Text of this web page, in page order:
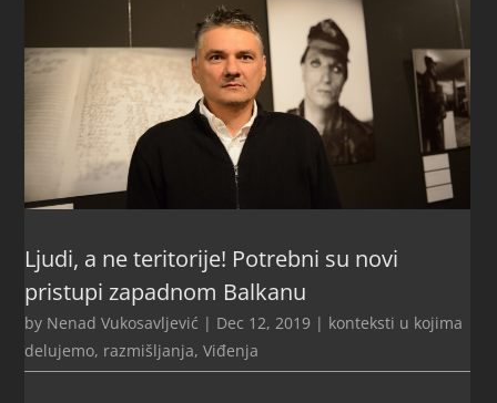
Ljudi, a ne teritorije! Potrebni su novi
pristupi zapadnom Balkanu
by Nenad Vukosavljević | Dec 12, 2019 | konteksti u kojima
delujemo, razmišljanja,Viđenja